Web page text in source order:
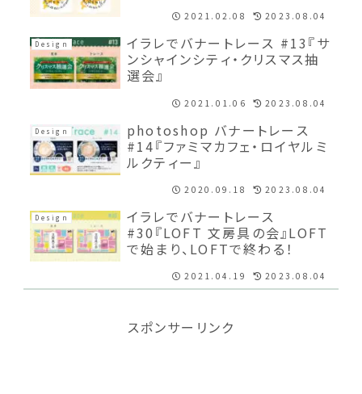
2021.02.08 2023.08.04
Design
イラレでバナートレース #13『サ
ンシャインシティ・クリスマス抽
選会』
2021.01.06 2023.08.04
Design
photoshop バナートレース
#14『ファミマカフェ・ロイヤルミ
ルクティー』
2020.09.18 2023.08.04
Design
イラレでバナートレース
#30『LOFT 文房具の会』LOFT
で始まり、LOFTで終わる！
2021.04.19 2023.08.04
スポンサーリンク